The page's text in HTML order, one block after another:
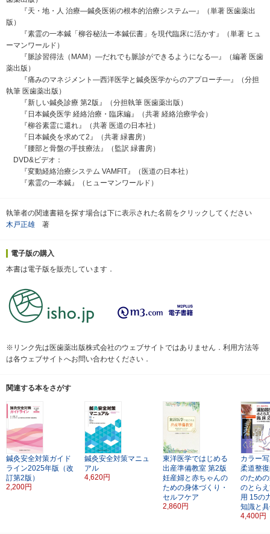
『天・地・人 治療―鍼灸医術の根本的治療システム―』（単著 医歯薬出
版）
『素霊の一本鍼「柳谷秘法一本鍼伝書」を現代臨床に活かす』（単著 ヒュ
ーマンワールド）
『脈診習得法（MAM）―だれでも脈診ができるようになる―』（編著 医歯
薬出版）
『痛みのマネジメント―西洋医学と鍼灸医学からのアプローチ―』（分担
執筆 医歯薬出版）
『新しい鍼灸診療 第2版』（分担執筆 医歯薬出版）
『日本鍼灸医学 経絡治療・臨床編』（共著 経絡治療学会）
『柳谷素霊に還れ』（共著 医道の日本社）
『日本鍼灸を求めて2』（共著 緑書房）
『腰部と骨盤の手技療法』（監訳 緑書房）
DVD&ビデオ：
『変動経絡治療システム VAMFIT』（医道の日本社）
『素霊の一本鍼』（ヒューマンワールド）
執筆者の関連書籍を探す場合は下に表示された名前をクリックしてください
木戸正雄 著
電子版の購入
本書は電子版を販売しています．
※リンク先は医歯薬出版株式会社のウェブサイトではありません．利用方法等
は各ウェブサイトへお問い合わせください．
関連する本をさがす
鍼灸安全対策ガイド
ライン2025年版（改
訂第2版）
2,200円
鍼灸安全対策マニュ
アル
4,620円
東洋医学ではじめる
出産準備教室 第2版
妊産婦と赤ちゃんの
ための身体づくり・
セルフケア
2,860円
カラー
柔道整
のため
のとら
用 15の
知識と
4,400円